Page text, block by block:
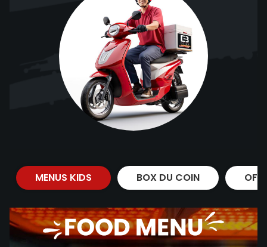
MENUS KIDS BOX DU COIN